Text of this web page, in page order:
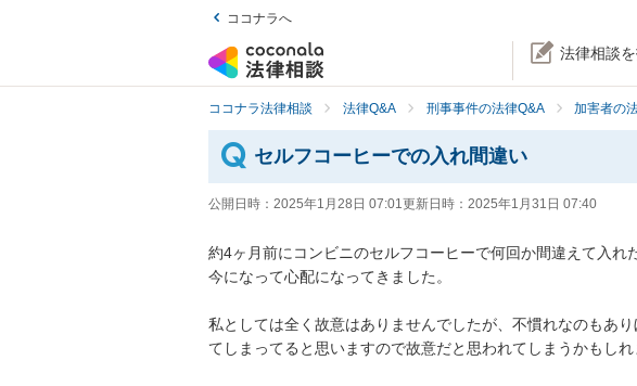
ココナラへ
法律相談
ココナラ法律相談 法律Q&A 刑事事件の法律Q&A 加害者の
セルフコーヒーでの入れ間違い
公開日時： 2025年1月28日 07:01更新日時： 2025年1月31日 07:40
約4ヶ月前にコンビニのセルフコーヒーで何回か間違えて入れ
今になって心配になってきました。
私としては全く故意はありませんでしたが、不慣れなのもあ
てしまってると思いますので故意だと思われてしまうかもしれ